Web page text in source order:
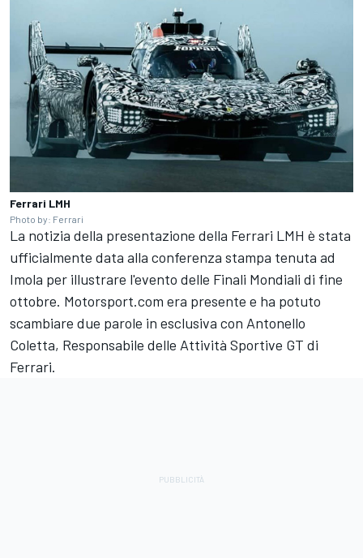
Ferrari LMH
Photo by: Ferrari
La notizia della presentazione della Ferrari LMH è stata
ufficialmente data alla conferenza stampa tenuta ad
Imola per illustrare l'evento delle Finali Mondiali di fine
ottobre. Motorsport.com era presente e ha potuto
scambiare due parole in esclusiva con Antonello
Coletta, Responsabile delle Attività Sportive GT di
Ferrari.